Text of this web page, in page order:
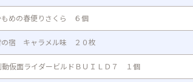
めの春便りさくら ６個
宿 キャラメル味 ２０枚
仮面ライダービルドＢＵＩＬＤ７ １個